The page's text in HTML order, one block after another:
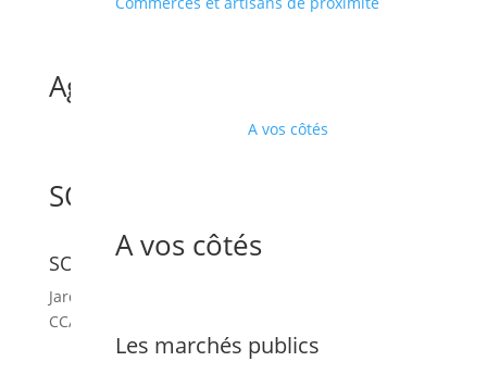
A vos côtés
A vos côtés
Les marchés publics
Agenda
SORTIE CCAS
SORTIE CCAS
Jardin des plantes St Cyprien.
CCAS au 04 68 66 36 14.